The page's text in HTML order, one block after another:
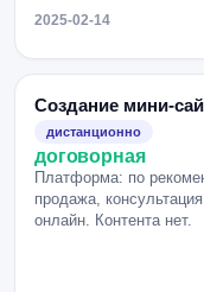
2025-02-14
Создание мини-
дистанционно
договорная
Платформа: по
продажа,
онлайн. Контента нет.